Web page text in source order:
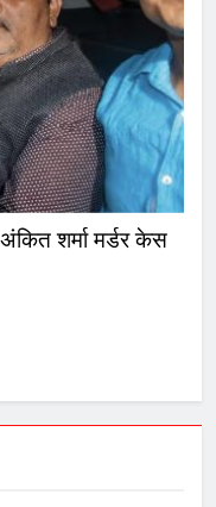
शर्मा मर्डर केस